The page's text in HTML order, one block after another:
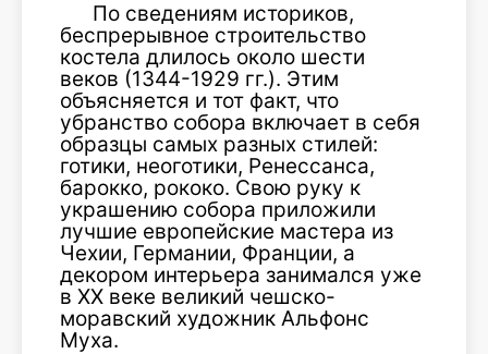
По сведениям историков,
беспрерывное строительство
костела длилось около шести
веков (1344-1929 гг.). Этим
объясняется и тот факт, что
убранство собора включает в себя
образцы самых разных стилей:
готики, неоготики, Ренессанса,
барокко, рококо. Свою руку к
украшению собора приложили
лучшие европейские мастера из
Чехии, Германии, Франции, а
декором интерьера занимался уже
в XX веке великий чешско-
моравский художник Альфонс
Муха.